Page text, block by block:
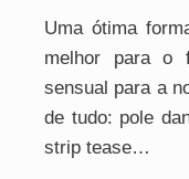
Uma ótima
melhor para o
sensual para a
de tudo: pole
strip tease…